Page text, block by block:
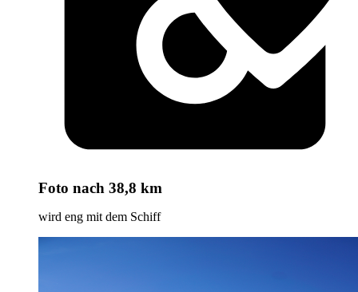
Foto nach 38,8 km
wird eng mit dem Schiff